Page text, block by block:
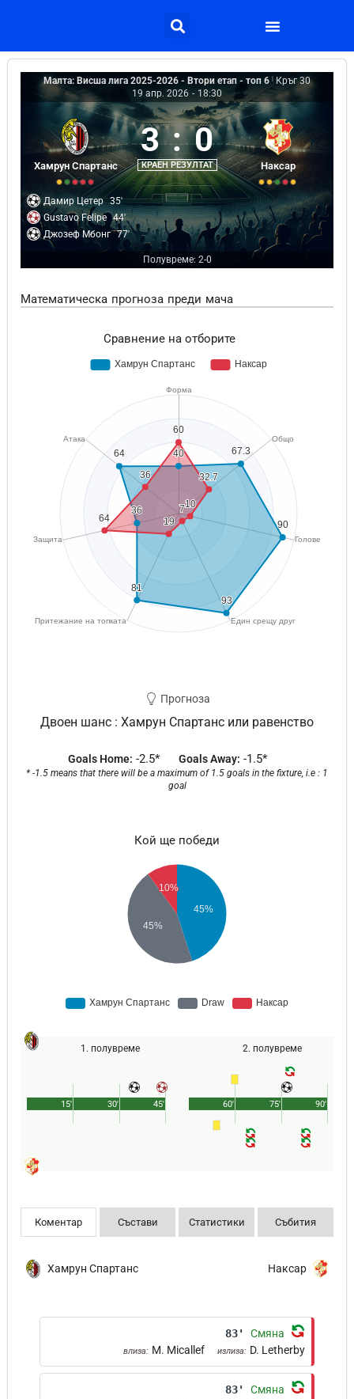
Малта: Висша лига 2025-2026 - Втори етап - топ 6
Кръг 30
19 апр. 2026 - 18:30
Хамрун Спартанс
3 : 0
КРАЕН РЕЗУЛТАТ Наксар
Дамир Цетер 35'
Gustavo Felipe 44'
Джозеф Мбонг 77'
Полувреме: 2-0
Математическа прогноза преди мача
Сравнение на отборите
Прогноза
Двоен шанс : Хамрун Спартанс или равенство
Goals Home: -2.5* Goals Away: -1.5*
* -1.5 means that there will be a maximum of 1.5 goals in the fixture, i.e : 1
goal
Кой ще победи
1. полувреме
45'
15' 30'
2. полувреме
90'
60' 75'
Коментар Състави Статистики Събития
Хамрун Спартанс Наксар
83' Смяна
влиза: M. Micallef излиза: D. Letherby
83' Смяна